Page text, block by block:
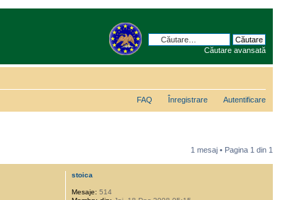
Căutare avansată
FAQ Înregistrare Autentificare
1 mesaj • Pagina 1 din 1
stoica
Mesaje: 514